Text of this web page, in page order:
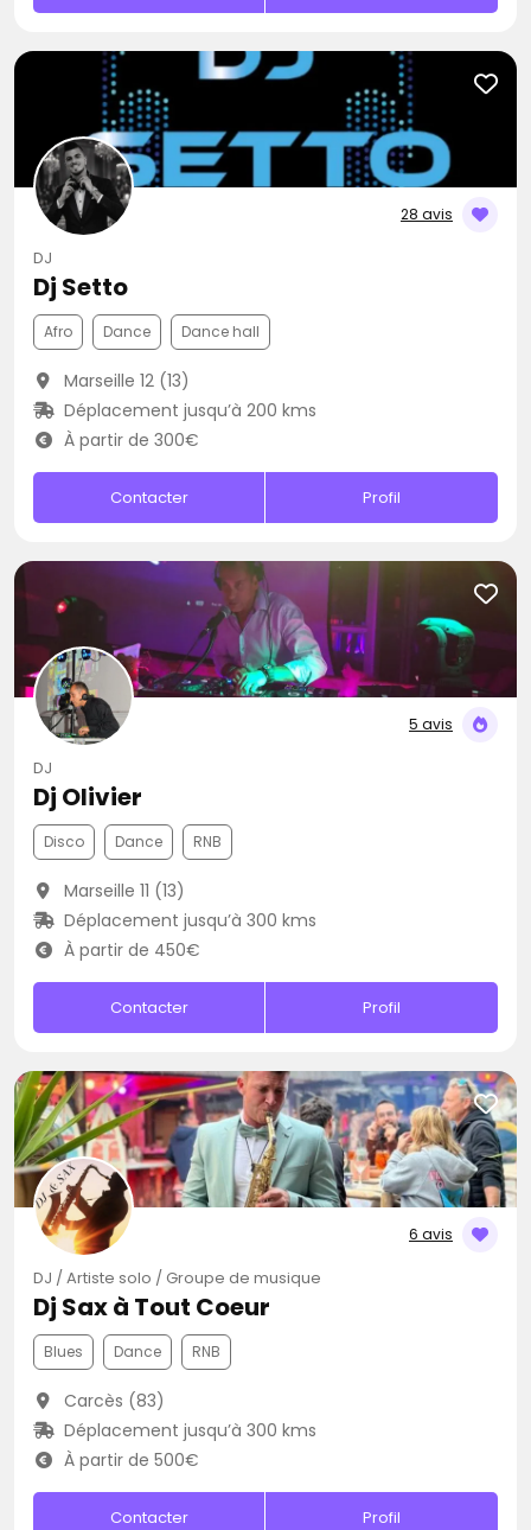
28 avis
DJ
Dj Setto
Afro Dance Dance hall
Marseille 12 (13)
Déplacement jusqu’à 200 kms
À partir de 300€
Contacter Profil
5 avis
DJ
Dj Olivier
Disco Dance RNB
Marseille 11 (13)
Déplacement jusqu’à 300 kms
À partir de 450€
Contacter Profil
6 avis
DJ / Artiste solo / Groupe de musique
Dj Sax à Tout Coeur
Blues Dance RNB
Carcès (83)
Déplacement jusqu’à 300 kms
À partir de 500€
Contacter Profil